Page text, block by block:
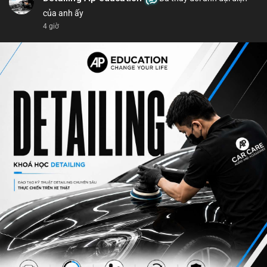
của anh ấy
4 giờ